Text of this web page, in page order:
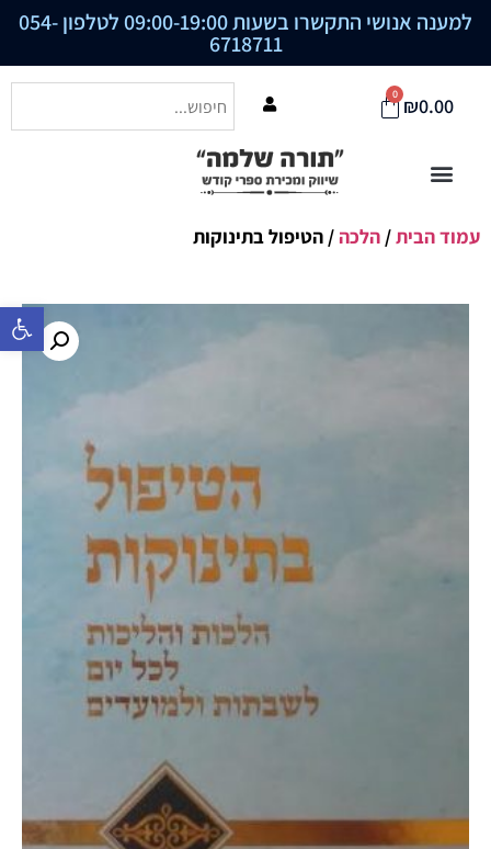
פתח סרגל
למענה אנושי התקשרו בשעות 09:00-19:00 לטלפון 054-
6718711
₪0.00
0
עמוד הבית/ הלכה/ הטיפול בתינוקות